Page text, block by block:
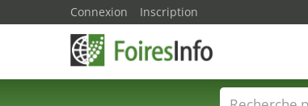
Connexion Inscription